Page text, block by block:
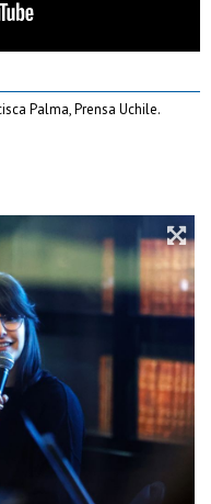
Palma, Prensa Uchile.